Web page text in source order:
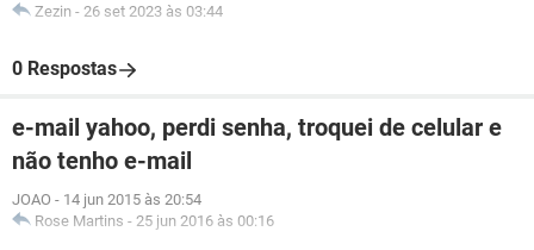
Zezin - 26 set 2023 às 03:44
0 Respostas
e-mail yahoo, perdi senha, troquei de celular e
não tenho e-mail
JOAO - 14 jun 2015 às 20:54
Rose Martins - 25 jun 2016 às 00:16